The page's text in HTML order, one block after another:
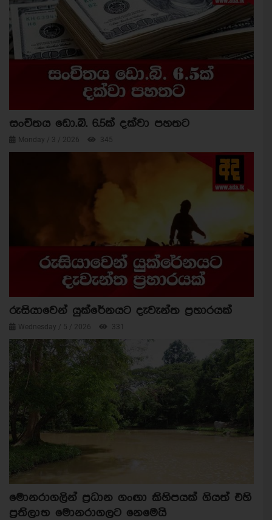
සංචිතය ඩො.බි. 6.5ක් දක්වා පහතට
Monday / 3 / 2026 345
රුසියාවෙන් යුක්රේනයට දැවැන්ත ප්‍රහාරයක්
Wednesday / 5 / 2026 331
මොනරාගලින් ප්‍රධාන ගංඟා කිහිපයක් ගියත් එහි
ප්‍රතිලාභ මොනරාගලට නෙමෙයි